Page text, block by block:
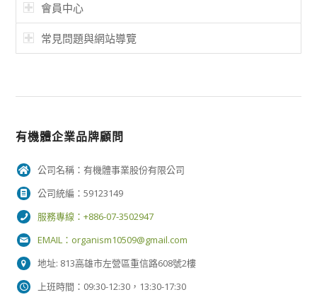
會員中心
常見問題與網站導覽
有機體企業品牌顧問
公司名稱：有機體事業股份有限公司
公司統編：59123149
服務專線：+886-07-3502947
EMAIL： organism10509@gmail.com
地址: 813高雄市左營區重信路608號2樓
上班時間：09:30-12:30，13:30-17:30